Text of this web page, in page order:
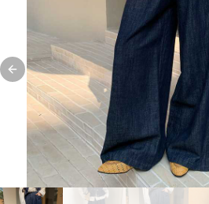
Previous slide